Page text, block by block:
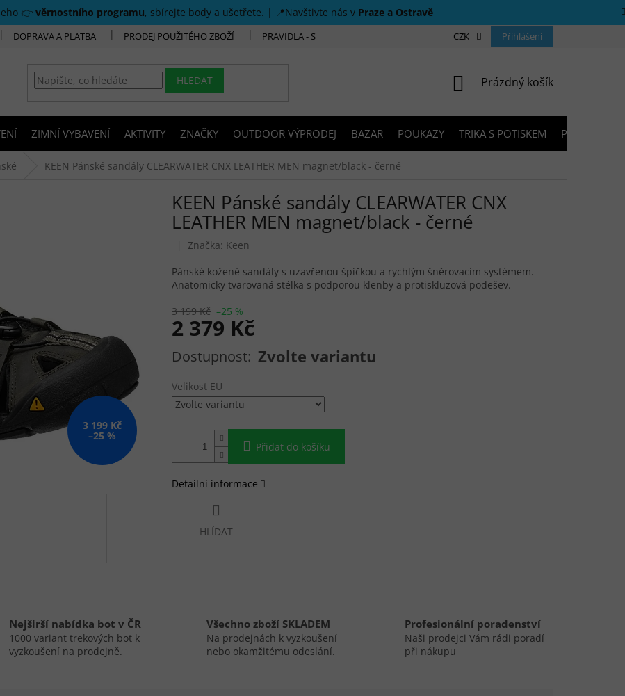
👉 věrnostního programu, sbírejte body a ušetřete. | 📍Navštivte nás v Praze a Ostravě
DOPRAVA A PLATBA PRODEJ POUŽITÉHO ZBOŽÍ PRAVIDLA - SOUTĚŽE PRODEJNY KONTAKTY
CZK Přihlášení
HLEDAT NÁKUPNÍ KOŠÍK
Prázdný košík
ZIMNÍ VYBAVENÍ AKTIVITY ZNAČKY OUTDOOR VÝPRODEJ BAZAR POUKAZY TRIKA S POTISKEM PŮJČOVNA
KEEN Pánské sandály CLEARWATER CNX LEATHER MEN magnet/black - černé
3 199 Kč
–25 %
KEEN Pánské sandály CLEARWATER CNX
LEATHER MEN magnet/black - černé
Značka: Keen
3 199 Kč –25 %
2 379 Kč
Měrná cena: Zvolte variantu
Velikost EU
Přidat do košíku
Pánské kožené sandály s uzavřenou špičkou a rychlým šněrovacím systémem.
Anatomicky tvarovaná stélka s podporou klenby a protiskluzová podešev.
Detailní informace
HLÍDAT
Nejširší nabídka bot v ČR
1000 variant trekových bot k
vyzkoušení na prodejně.
Všechno zboží SKLADEM
Na prodejnách k vyzkoušení
nebo okamžitému odeslání.
Profesionální poradenství
Naši prodejci Vám rádi poradí
při nákupu